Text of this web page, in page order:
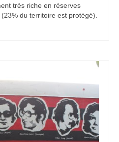
très riche en réserves
du territoire est protégé).